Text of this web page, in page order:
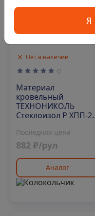
Нет в наличии
0
Материал
кровельный
ТЕХНОНИКОЛЬ
Стеклоизол Р ХПП-
Последняя цена
882 ₽/рул
Аналог
Я